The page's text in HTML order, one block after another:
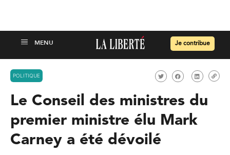
Je contribue
POLITIQUE
Le Conseil des ministres du
premier ministre élu Mark
Carney a été dévoilé